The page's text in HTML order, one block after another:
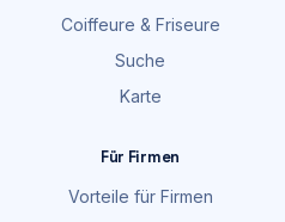
Coiffeure & Friseure
Suche
Karte
Für Firmen
Vorteile für Firmen